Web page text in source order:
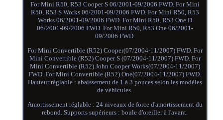
For Mini R50, R53 Cooper S 06/2001-09/2006 FWD. For Mini
R50, R53 S Works 06/2001-09/2006 FWD. For Mini R50, R53
Works 06/2001-09/2006 FWD. For Mini R50, R53 One D
06/2001-09/2006 FWD. For Mini R50, R53 One 06/2001-
09/2006 FWD.
For Mini Convertible (R52) Cooper(07/2004-11/2007) FWD. For
Mini Convertible (R52) Cooper S (07/2004-11/2007) FWD. For
Mini Convertible (R52) John Cooper Works(07/2004-11/2007)
FWD. For Mini Convertible (R52) One(07/2004-11/2007) FWD.
Hauteur réglable : abaissement de 1 à 3 pouces selon les modèles
de véhicules.
Amortissement réglable : 24 niveaux de force d'amortissement du
rebond. Supports supérieurs : boule d'oreiller à l'avant.